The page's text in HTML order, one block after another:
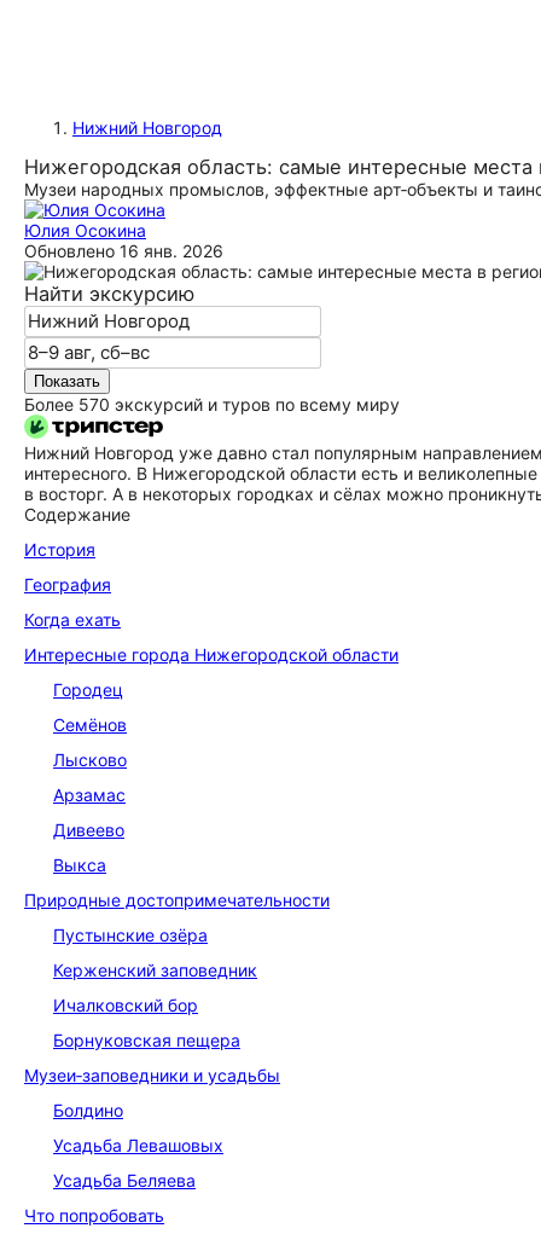
Нижний Новгород
Нижегородская область: самые интересные места
Музеи народных промыслов, эффектные арт‑объекты и
Юлия Осокина
Обновлено 16 янв. 2026
Найти экскурсию
Показать
Более 570 экскурсий и туров по всему миру
Нижний Новгород уже давно стал популярным
интересного. В Нижегородской области есть и
в восторг. А в некоторых городках и сёлах можно
Содержание
История
География
Когда ехать
Интересные города Нижегородской области
Городец
Семёнов
Лысково
Арзамас
Дивеево
Выкса
Природные до­сто­при­ме­ча­тель­но­сти
Пустынские озёра
Керженский заповедник
Ичалковский бор
Борнуковская пещера
Музеи‑заповедники и усадьбы
Болдино
Усадьба Левашовых
Усадьба Беляева
Что попробовать